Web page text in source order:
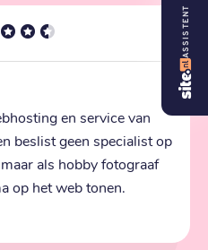
en service van
beslist geen specialist op
als hobby fotograaf
op het web tonen.
ASSISTENT